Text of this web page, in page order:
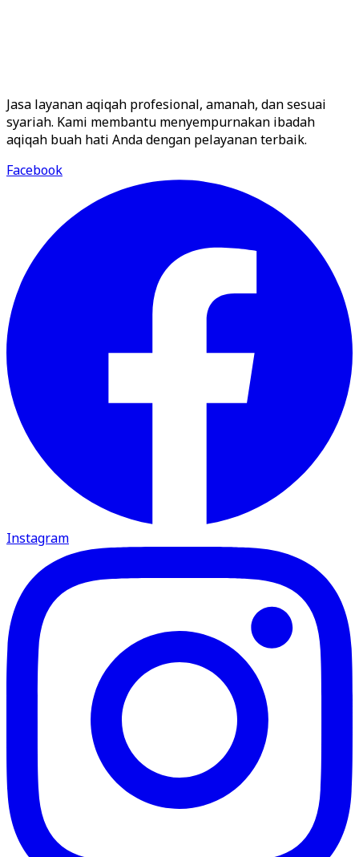
Jasa layanan aqiqah profesional, amanah, dan sesuai
syariah. Kami membantu menyempurnakan ibadah
aqiqah buah hati Anda dengan pelayanan terbaik.
Facebook
Instagram